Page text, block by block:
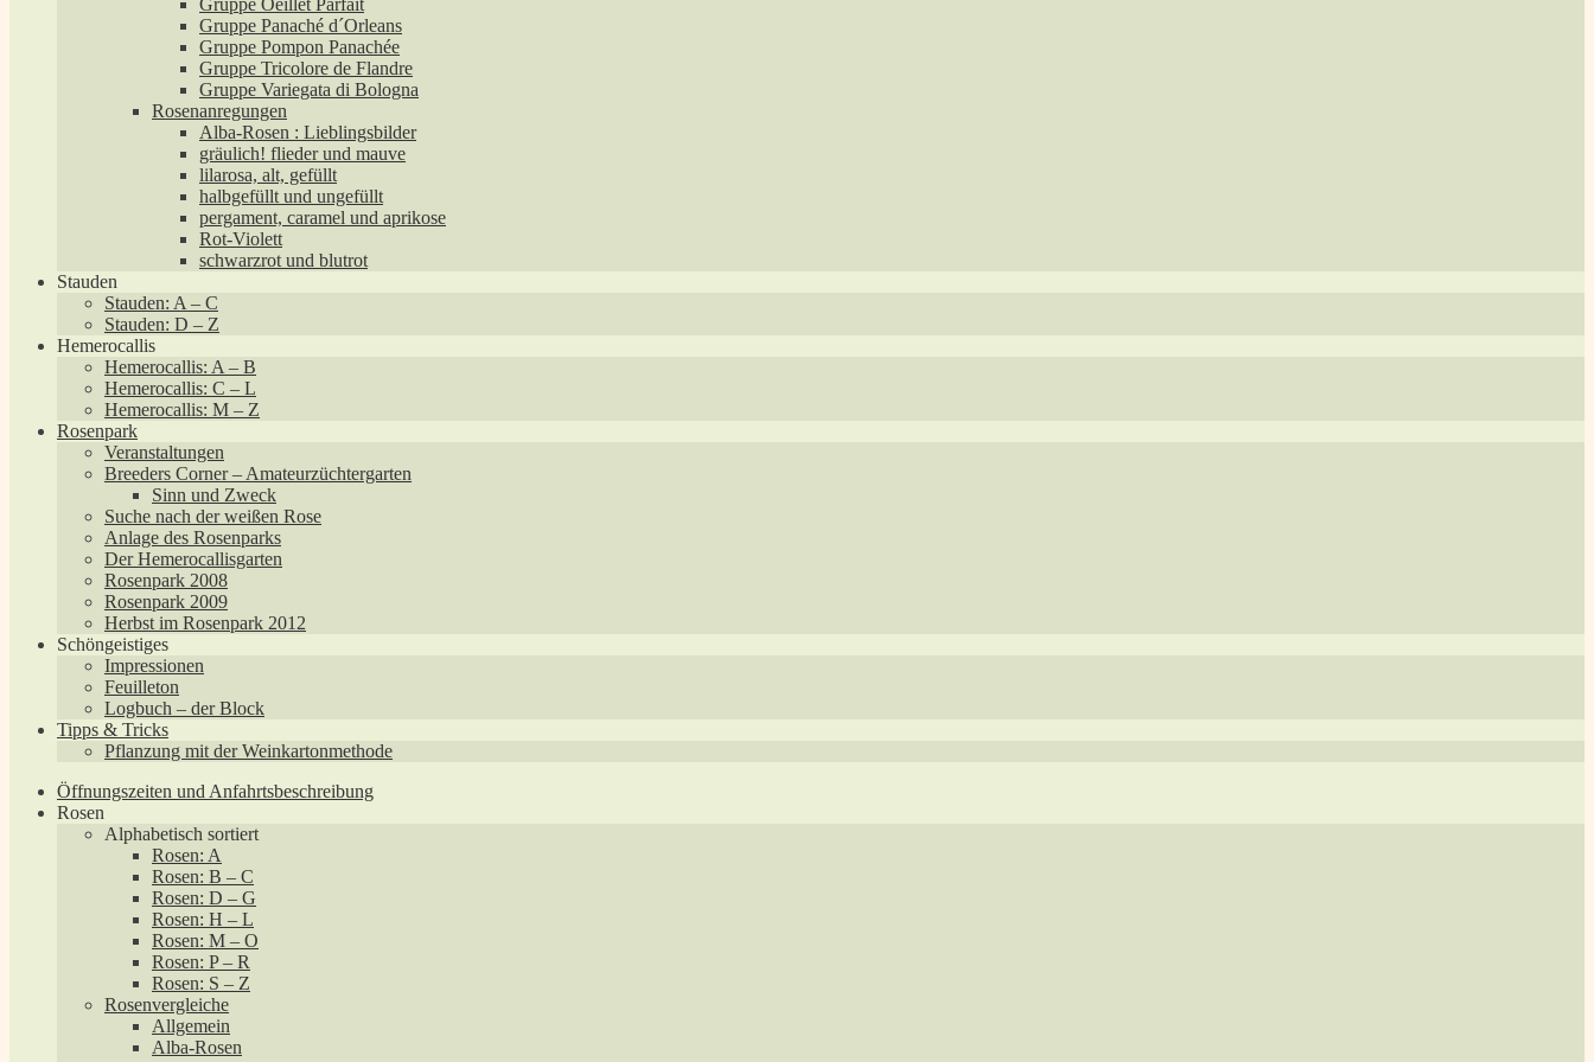
Gruppe Oeillet Parfait
Gruppe Panaché d´Orleans
Gruppe Pompon Panachée
Gruppe Tricolore de Flandre
Gruppe Variegata di Bologna
Rosenanregungen
Alba-Rosen : Lieblingsbilder
gräulich! flieder und mauve
lilarosa, alt, gefüllt
halbgefüllt und ungefüllt
pergament, caramel und aprikose
Rot-Violett
schwarzrot und blutrot
Stauden
Stauden: A – C
Stauden: D – Z
Hemerocallis
Hemerocallis: A – B
Hemerocallis: C – L
Hemerocallis: M – Z
Rosenpark
Veranstaltungen
Breeders Corner – Amateurzüchtergarten
Sinn und Zweck
Suche nach der weißen Rose
Anlage des Rosenparks
Der Hemerocallisgarten
Rosenpark 2008
Rosenpark 2009
Herbst im Rosenpark 2012
Schöngeistiges
Impressionen
Feuilleton
Logbuch – der Block
Tipps & Tricks
Pflanzung mit der Weinkartonmethode
Öffnungszeiten und Anfahrtsbeschreibung
Rosen
Alphabetisch sortiert
Rosen: A
Rosen: B – C
Rosen: D – G
Rosen: H – L
Rosen: M – O
Rosen: P – R
Rosen: S – Z
Rosenvergleiche
Allgemein
Alba-Rosen